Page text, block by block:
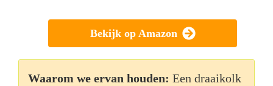
Bekijk op Amazon
Waarom we ervan houden: Een draaikolk